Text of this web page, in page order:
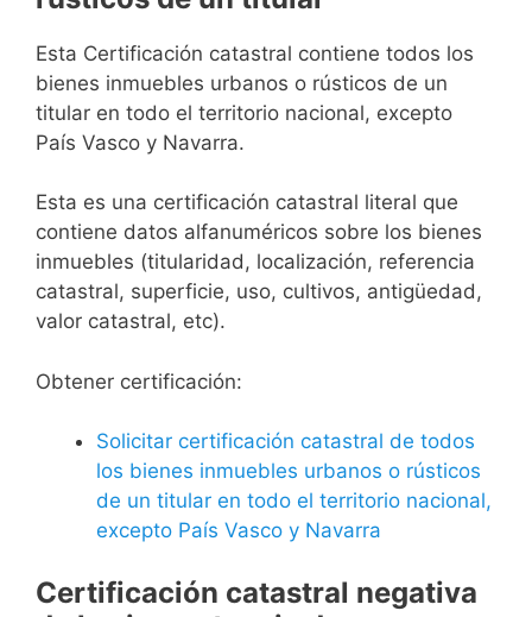
Esta Certificación catastral contiene todos los
bienes inmuebles urbanos o rústicos de un
titular en todo el territorio nacional, excepto
País Vasco y Navarra.
Esta es una certificación catastral literal que
contiene datos alfanuméricos sobre los bienes
inmuebles (titularidad, localización, referencia
catastral, superficie, uso, cultivos, antigüedad,
valor catastral, etc).
Obtener certificación:
Solicitar certificación catastral de todos
los bienes inmuebles urbanos o rústicos
de un titular en todo el territorio nacional,
excepto País Vasco y Navarra
Certificación catastral negativa